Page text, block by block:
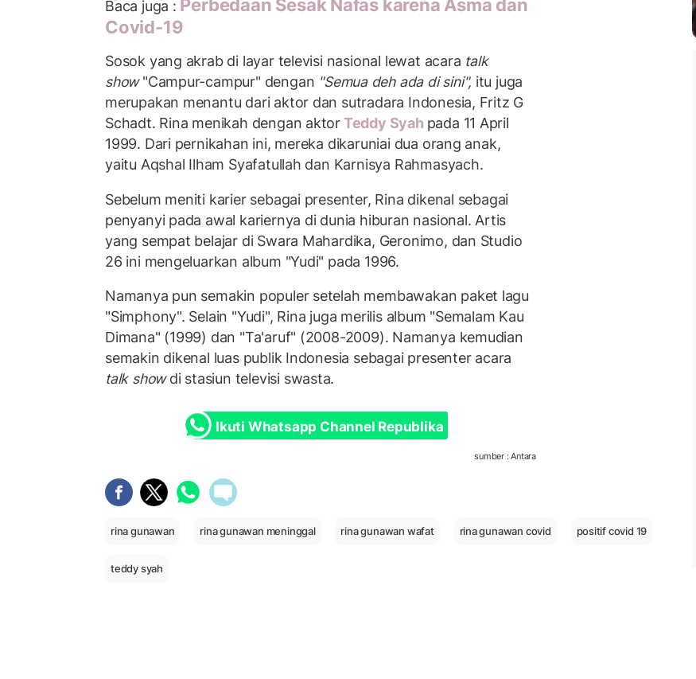
Baca juga : Perbedaan Sesak Nafas karena Asma dan
Covid-19
Sosok yang akrab di layar televisi nasional lewat acara talk
show"Campur-campur" dengan "Semua deh ada di sini", itu juga
merupakan menantu dari aktor dan sutradara Indonesia, Fritz G
Schadt. Rina menikah dengan aktorTeddy Syah pada 11 April
1999. Dari pernikahan ini, mereka dikaruniai dua orang anak,
yaitu Aqshal Ilham Syafatullah dan Karnisya Rahmasyach.
Sebelum meniti karier sebagai presenter, Rina dikenal sebagai
penyanyi pada awal kariernya di dunia hiburan nasional. Artis
yang sempat belajar di Swara Mahardika, Geronimo, dan Studio
26 ini mengeluarkan album "Yudi" pada 1996.
Namanya pun semakin populer setelah membawakan paket lagu
"Simphony". Selain "Yudi", Rina juga merilis album "Semalam Kau
Dimana" (1999) dan "Ta'aruf" (2008-2009). Namanya kemudian
semakin dikenal luas publik Indonesia sebagai presenter acara
talk showdi stasiun televisi swasta.
Ikuti Whatsapp Channel Republika
sumber : Antara
rina gunawan rina gunawan meninggal rina gunawan wafat rina gunawan covid positif covid 19
teddy syah